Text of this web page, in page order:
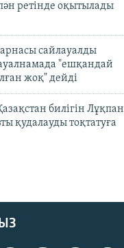
пән ретінде оқытылады
сайлауалды
"ешқандай
жоқ" дейді
билігін Лұқпан
қудалауды тоқтатуға